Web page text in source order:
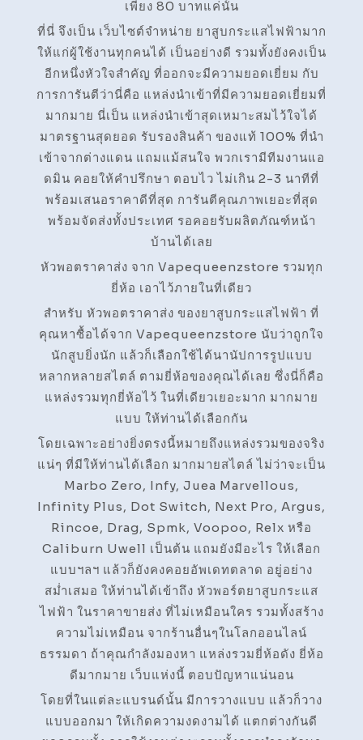
เพียง 80 บาทแค่นั้น
ที่นี่ จึงเป็น เว็บไซต์จำหน่าย ยาสูบกระแสไฟฟ้ามาก
ให้แก่ผู้ใช้งานทุกคนได้ เป็นอย่างดี รวมทั้งยังคงเป็น
อีกหนึ่งหัวใจสำคัญ ที่ออกจะมีความยอดเยี่ยม กับ
การการันตีว่านี่คือ แหล่งนำเข้าที่มีความยอดเยี่ยมที่
มากมาย นี่เป็น แหล่งนำเข้าสุดเหมาะสมไว้ใจได้
มาตรฐานสุดยอด รับรองสินค้า ของแท้ 100% ที่นำ
เข้าจากต่างแดน แถมแม้สนใจ พวกเรามีทีมงานแอ
ดมิน คอยให้คำปรึกษา ตอบไว ไม่เกิน 2-3 นาทีที่
พร้อมเสนอราคาดีที่สุด การันตีคุณภาพเยอะที่สุด
พร้อมจัดส่งทั้งประเทศ รอคอยรับผลิตภัณฑ์หน้า
บ้านได้เลย
หัวพอตราคาส่ง จาก Vapequeenzstore รวมทุก
ยี่ห้อ เอาไว้ภายในที่เดียว
สำหรับ หัวพอตราคาส่ง ของยาสูบกระแสไฟฟ้า ที่
คุณหาซื้อได้จาก Vapequeenzstore นับว่าถูกใจ
นักสูบยิ่งนัก แล้วก็เลือกใช้ได้นานัปการรูปแบบ
หลากหลายสไตล์ ตามยี่ห้อของคุณได้เลย ซึ่งนี่ก็คือ
แหล่งรวมทุกยี่ห้อไว้ ในที่เดียวเยอะมาก มากมาย
แบบ ให้ท่านได้เลือกกัน
โดยเฉพาะอย่างยิ่งตรงนี้หมายถึงแหล่งรวมของจริง
แน่ๆ ที่มีให้ท่านได้เลือก มากมายสไตล์ ไม่ว่าจะเป็น
Marbo Zero, Infy, Juea Marvellous,
Infinity Plus, Dot Switch, Next Pro, Argus,
Rincoe, Drag, Spmk, Voopoo, Relx หรือ
Caliburn Uwell เป็นต้น แถมยังมีอะไร ให้เลือก
แบบฯลฯ แล้วก็ยังคงคอยอัพเดทตลาด อยู่อย่าง
สม่ำเสมอ ให้ท่านได้เข้าถึง หัวพอร์ตยาสูบกระแส
ไฟฟ้า ในราคาขายส่ง ที่ไม่เหมือนใคร รวมทั้งสร้าง
ความไม่เหมือน จากร้านอื่นๆในโลกออนไลน์
ธรรมดา ถ้าคุณกำลังมองหา แหล่งรวมยี่ห้อดัง ยี่ห้อ
ดีมากมาย เว็บแห่งนี้ ตอบปัญหาแน่นอน
โดยที่ในแต่ละแบรนด์นั้น มีการวางแบบ แล้วก็วาง
แบบออกมา ให้เกิดความงดงามได้ แตกต่างกันดี